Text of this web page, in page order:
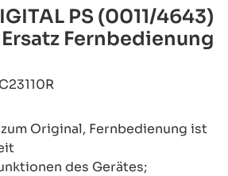
PS (0011/4643)
Fernbedienung
Original, Fernbedienung ist
des Gerätes;